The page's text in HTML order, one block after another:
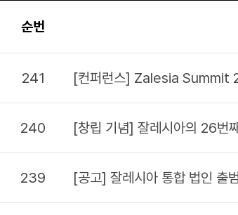
순번
241 [컨퍼런스] Zalesia Summit
240 [창립 기념] 잘레시아의 26번
239 [공고] 잘레시아 통합 법인 출범